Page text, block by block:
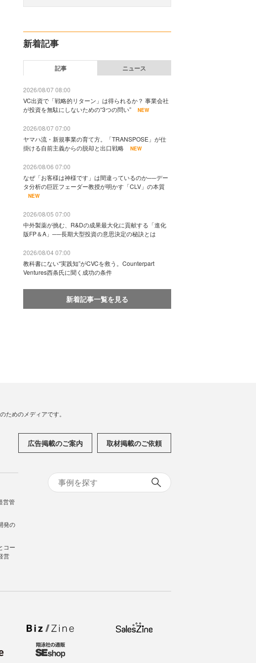
新着記事
記事 ニュース
2026/08/07 08:00
VC出資で「戦略的リターン」は得られるか？ 事業会社
が投資を無駄にしないための“3つの問い”
NEW
2026/08/07 07:00
ヤマハ流・新規事業の育て方。「TRANSPOSE」が仕
掛ける自前主義からの脱却と出口戦略
NEW
2026/08/06 07:00
なぜ「お客様は神様です」は間違っているのか──デー
タ分析の巨匠フェーダー教授が明かす「CLV」の本質
NEW
2026/08/05 07:00
中外製薬が挑む、R&Dの成果最大化に貢献する「進化
版FP＆A」──長期大型投資の意思決定の秘訣とは
2026/08/04 07:00
教科書にない“実践知”がCVCを救う。Counterpart
Ventures西条氏に聞く成功の条件
新着記事一覧を見る
ためのメディアです。
広告掲載のご案内 取材掲載のご依頼
営管
発の
コー
営